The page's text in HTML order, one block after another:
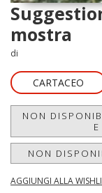
mostra
di
CARTACEO
NON
NON
AGGIUNGI ALLA